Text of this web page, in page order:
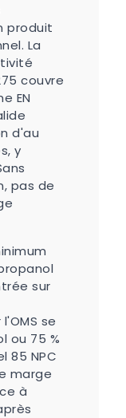
produit
La
couvre
EN
d'au
y
pas de
sur
se
ou 75 %
85 NPC
marge
à